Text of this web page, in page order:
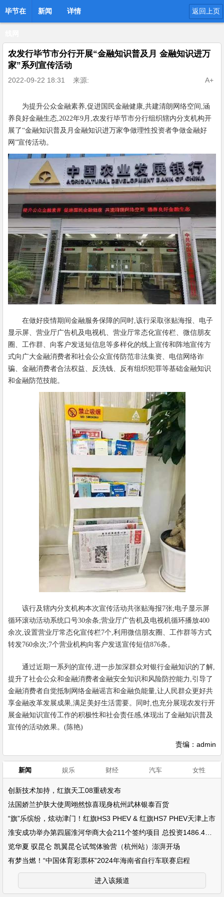
毕节在 新闻 详情 返回上页
农发行毕节市分行开展“金融知识普及月 金融知识进万
家”系列宣传活动
2022-09-22 18:31 来源: A+
为提升公众金融素养,促进国民金融健康,共建清朗网络空间,涵
养良好金融生态,2022年9月,农发行毕节市分行组织辖内分支机构开
展了“金融知识普及月金融知识进万家争做理性投资者争做金融好
网”宣传活动。
在做好疫情期间金融服务保障的同时,该行采取张贴海报、电子
显示屏、营业厅广告机及电视机、营业厅常态化宣传栏、微信朋友
圈、工作群、向客户发送短信息等多样化的线上宣传和阵地宣传方
式向广大金融消费者和社会公众宣传防范非法集资、电信网络诈
骗、金融消费者合法权益、反洗钱、反有组织犯罪等基础金融知识
和金融防范技能。
该行及辖内分支机构本次宣传活动共张贴海报7张;电子显示屏
循环滚动活动系统口号30余条;营业厅广告机及电视机循环播放400
余次,设置营业厅常态化宣传栏7个,利用微信朋友圈、工作群等方式
转发760余次;7个营业机构向客户发送宣传短信876条。
通过近期一系列的宣传,进一步加深群众对银行金融知识的了解,
提升了社会公众和金融消费者金融安全知识和风险防控能力,引导了
金融消费者自觉抵制网络金融谣言和金融负能量,让人民群众更好共
享金融改革发展成果,满足美好生活需要。同时,也充分展现农发行开
展金融知识宣传工作的积极性和社会责任感,体现出了金融知识普及
宣传的活动效果。(陈艳)
责编：admin
新闻 娱乐 财经 汽车 女性
创新技术加持，红旗天工08重磅发布
法国娇兰护肤大使周翊然惊喜现身杭州武林银泰百货
“旗”乐缤纷，炫动津门！红旗HS3 PHEV & 红旗HS7 PHEV天津上市
览华夏 驭昆仑 凯翼昆仑试驾体验营（杭州站）澎湃开场
有梦当燃！“中国体育彩票杯”2024年海南省自行车联赛启程
进入该频道